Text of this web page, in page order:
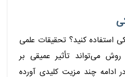
استفاده کنید؟ تحقیقات علمی
می‌تواند تأثیر عمیقی بر
ادامه چند مزیت کلیدی آورده